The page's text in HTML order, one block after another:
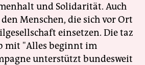
und Solidarität. Auch
Menschen, die sich vor Ort
einsetzen. Die taz
mit "Alles beginnt im
unterstützt bundesweit